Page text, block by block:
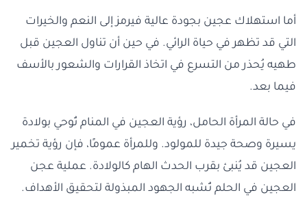
أما استهلاك عجين بجودة عالية فيرمز إلى النعم والخيرات
التي قد تظهر في حياة الرائي. في حين أن تناول العجين قبل
طهيه يُحذر من التسرع في اتخاذ القرارات والشعور بالأسف
فيما بعد.
في حالة المرأة الحامل، رؤية العجين في المنام تُوحي بولادة
يسيرة وصحة جيدة للمولود. وللمرأة عمومًا، فإن رؤية تخمير
العجين قد يُنبئ بقرب الحدث الهام كالولادة. عملية عجن
العجين في الحلم تُشبه الجهود المبذولة لتحقيق الأهداف.